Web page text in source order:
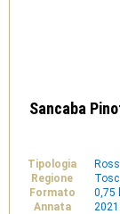
Sancaba
Tipologia
Regione
Formato
0,75 l
Annata
2021